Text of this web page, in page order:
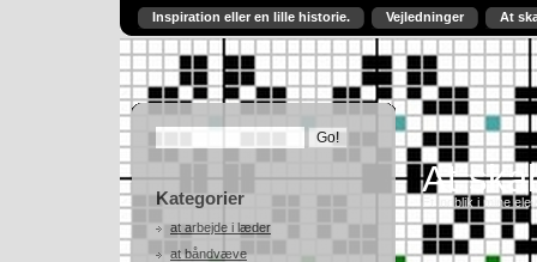
Inspiration eller en lille historie. Vejledninger At
Kategorier
at arbejde i læder
at båndvæve
At
Et indblik i mine